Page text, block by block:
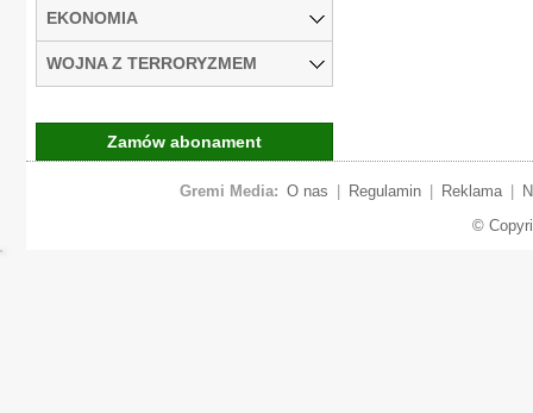
EKONOMIA
WOJNA Z TERRORYZMEM
Zamów abonament
Gremi Media: O nas Regulamin Reklama
©